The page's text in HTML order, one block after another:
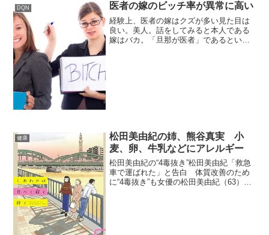
DQN 医者の嫁のビッチ率が異常に高い
経験上、医者の嫁はクズが多い見た目は
良い。美人。話をしてみると本人である
嫁はバカ。「旦那が医者」であるという
健康
松田美由紀の姉、熊谷真実 小
麦、卵、牛乳などにアレルギー
松田美由紀の“4毒抜き”松田美由紀「救急
車で運ばれた」と告白 体質改善のため
に“4毒抜き”も女優の松田美由紀（63）